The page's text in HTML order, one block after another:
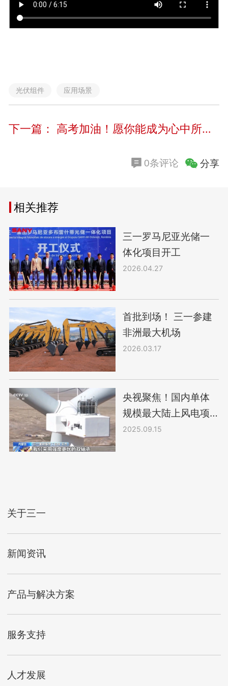
光伏组件 应用场景
下一篇： 高考加油！愿你能成为心中所想的“角色”
0条评论 分享
相关推荐
三一罗马尼亚光储一
体化项目开工
2026.04.27
首批到场！ 三一参建
非洲最大机场
2026.03.17
央视聚焦！国内单体
规模最大陆上风电项
目正式运行
2025.09.15
关于三一
新闻资讯
产品与解决方案
服务支持
人才发展